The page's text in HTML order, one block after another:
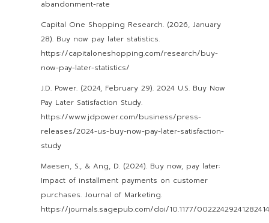
abandonment-rate
Capital One Shopping Research. (2026, January
28). Buy now pay later statistics.
https://capitaloneshopping.com/research/buy-
now-pay-later-statistics/
J.D. Power. (2024, February 29). 2024 U.S. Buy Now
Pay Later Satisfaction Study.
https://www.jdpower.com/business/press-
releases/2024-us-buy-now-pay-later-satisfaction-
study
Maesen, S., & Ang, D. (2024). Buy now, pay later:
Impact of installment payments on customer
purchases. Journal of Marketing.
https://journals.sagepub.com/doi/10.1177/00222429241282414